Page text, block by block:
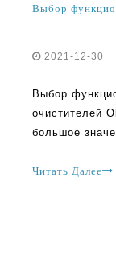
2021-12-30
Выбор
очистителей
большое
позицию,
Читать Далее